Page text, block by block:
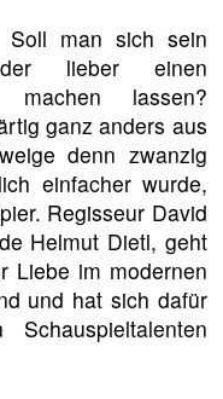
Soll man sich sein
lieber einen
lassen?
ganz anders aus
denn zwanzig
einfacher wurde,
Regisseur David
Helmut Dietl, geht
Liebe im modernen
und hat sich dafür